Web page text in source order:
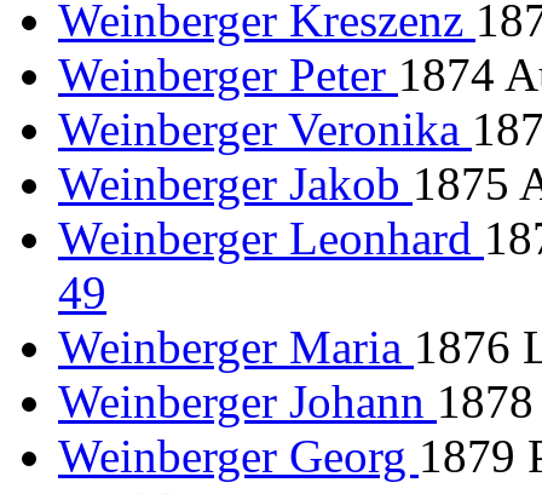
Weinberger Kreszenz
Weinberger Peter 1874
Weinberger Veronika
Weinberger Jakob 1875
Weinberger Leonhard
49
Weinberger Maria 1876
Weinberger Johann
Weinberger Georg 1879